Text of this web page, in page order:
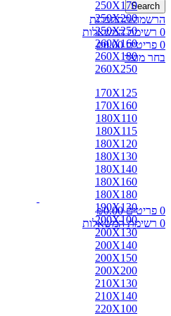
Search
הרשמה/התחברות
0 רשימת המשאלות
0 פריטים ₪0.00
בחר מוצר
0 פריטים ₪0.00
0 רשימת המשאלות
250X170
250X200
250X250
260X160
260X180
260X250
170X125
170X160
180X110
180X115
180X120
180X130
180X140
180X160
180X180
190X130
200X100
200X130
200X140
200X150
200X200
210X130
210X140
220X100